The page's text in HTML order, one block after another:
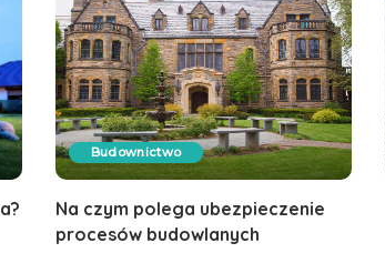
Budownictwo
Na czym polega ubezpieczenie
procesów budowlanych